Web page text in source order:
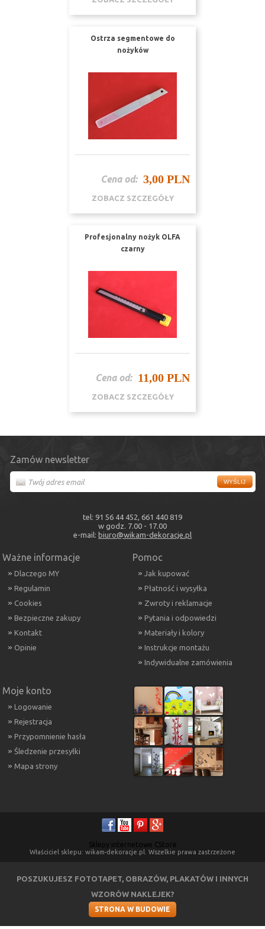
Ostrza segmentowe do
nożyków
Cena od: 3,00 PLN
ZOBACZ SZCZEGÓŁY
Profesjonalny nożyk OLFA
czarny
Cena od: 11,00 PLN
ZOBACZ SZCZEGÓŁY
Zamów newsletter
tel: 91 56 44 452, 661 440 819
w godz. 7.00 - 17.00
e-mail: biuro@wikam-dekoracje.pl
Ważne informacje
Dlaczego MY
Regulamin
Cookies
Bezpieczne zakupy
Kontakt
Opinie
Pomoc
Jak kupować
Płatność i wysyłka
Zwroty i reklamacje
Pytania i odpowiedzi
Materiały i kolory
Instrukcje montażu
Indywidualne zamówienia
Moje konto
Logowanie
Rejestracja
Przypomnienie hasła
Śledzenie przesyłki
Mapa strony
Sklepy internetowe CStore
Właściciel sklepu: wikam-dekoracje.pl. Wszelkie prawa zastrzeżone
POSZUKUJESZ FOTOTAPET, OBRAZÓW, PLAKATÓW I INNYCH
WZORÓW NAKLEJEK?
STRONA W BUDOWIE